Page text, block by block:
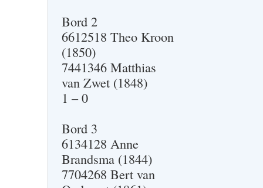
Bord 2
6612518 Theo Kroon
(1850)
7441346 Matthias
van Zwet (1848)
1 – 0
Bord 3
6134128 Anne
Brandsma (1844)
7704268 Bert van